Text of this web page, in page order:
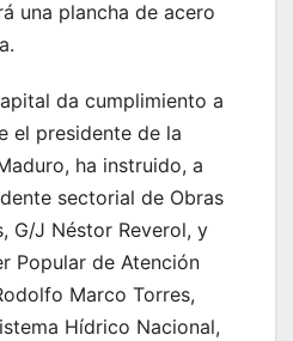
una plancha de acero
da cumplimiento a
el presidente de la
ha instruido, a
sectorial de Obras
G/J Néstor Reverol, y
Popular de Atención
Marco Torres,
Hídrico Nacional,